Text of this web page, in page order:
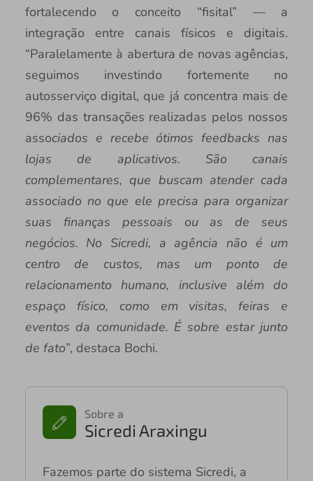
fortalecendo o conceito “fisital” — a
integração entre canais físicos e digitais.
“Paralelamente à abertura de novas agências,
seguimos investindo fortemente no
autosserviço digital, que já concentra mais de
96% das transações realizadas pelos nossos
associados e recebe ótimos feedbacks nas
lojas de aplicativos. São canais
complementares, que buscam atender cada
associado no que ele precisa para organizar
suas finanças pessoais ou as de seus
negócios. No Sicredi, a agência não é um
centro de custos, mas um ponto de
relacionamento humano, inclusive além do
espaço físico, como em visitas, feiras e
eventos da comunidade. É sobre estar junto
de fato”, destaca Bochi.
Sobre a
Sicredi Araxingu
Fazemos parte do sistema Sicredi, a